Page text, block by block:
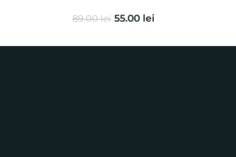
89.00lei 55.00 lei